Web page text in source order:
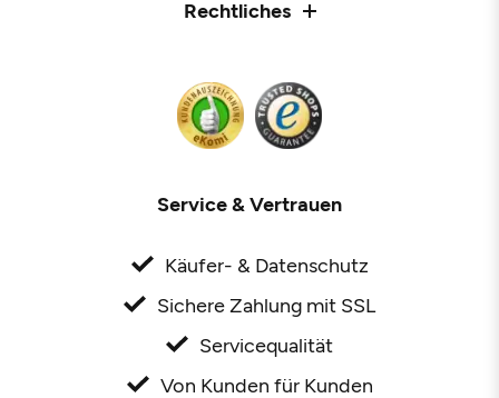
Rechtliches
Service & Vertrauen
Käufer- & Datenschutz
Sichere Zahlung mit SSL
Servicequalität
Von Kunden für Kunden